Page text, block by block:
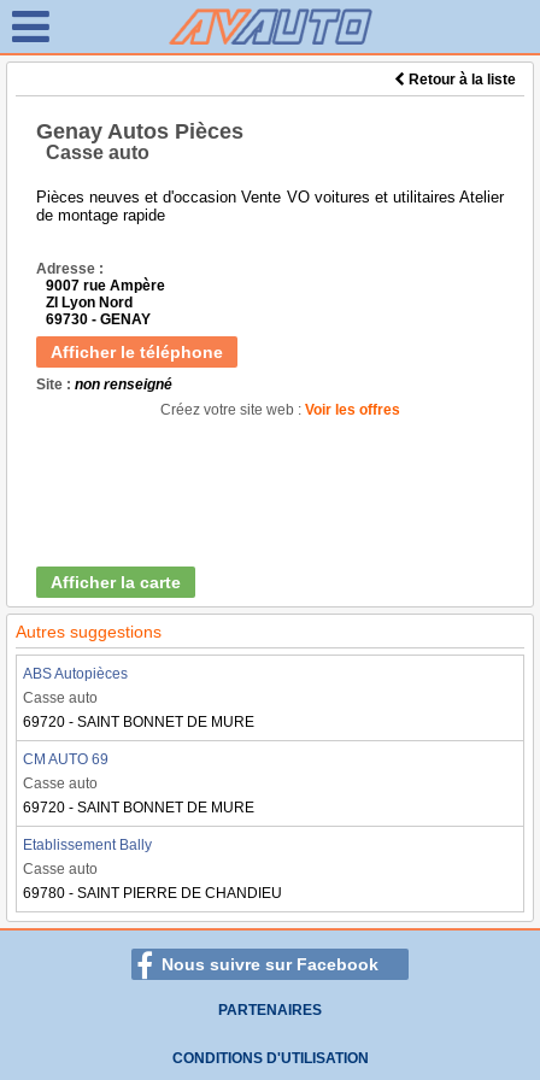
Retour à la liste
Genay Autos Pièces
Casse auto
Pièces neuves et d'occasion Vente VO voitures et utilitaires Atelier
de montage rapide
Adresse :
9007 rue Ampère
ZI Lyon Nord
69730 - GENAY
Afficher le téléphone
Site : non renseigné
Créez votre site web : Voir les offres
Afficher la carte
Autres suggestions
ABS Autopièces
Casse auto
69720 - SAINT BONNET DE MURE
CM AUTO 69
Casse auto
69720 - SAINT BONNET DE MURE
Etablissement Bally
Casse auto
69780 - SAINT PIERRE DE CHANDIEU
Nous suivre sur Facebook
PARTENAIRES
CONDITIONS D'UTILISATION